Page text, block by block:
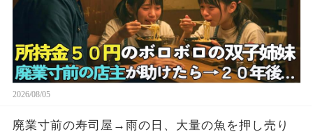
2026/08/05
廃業寸前の寿司屋→雨の日、大量の魚を押し売り